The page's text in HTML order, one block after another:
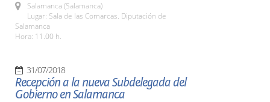
Salamanca (Salamanca)
Lugar: Sala de las Comarcas. Diputación de
Salamanca
Hora: 11.00 h.
31/07/2018
Recepción a la nueva Subdelegada del
Gobierno en Salamanca